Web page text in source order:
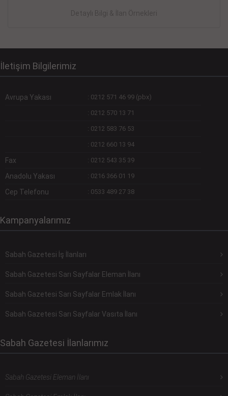
Detaylı Bilgi & İlan Örnekleri
İletişim Bilgilerimiz
Avrupa Yakası : 0212 571 46 99 (pbx)
: 0212 570 13 71
: 0212 583 76 53
: 0212 660 13 94
Fax : 0212 543 35 39
Anadolu Yakası : 0216 366 01 19
Cep Telefonu : 0533 489 27 38
Kampanyalarımız
Sabah Gazetesi İş İlanları
Sabah Gazetesi Sarı Sayfalar Eleman İlanı
Sabah Gazetesi Sarı Sayfalar Emlak İlanı
Sabah Gazetesi Sarı Sayfalar Vasıta İlanı
Sabah Gazetesi İlanlarımız
Sabah Gazetesi Eleman İlanı
Devamını Gör